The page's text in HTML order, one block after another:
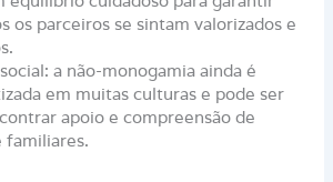
os parceiros se sintam valorizados e
a não-monogamia ainda é
em muitas culturas e pode ser
apoio e compreensão de
familiares.